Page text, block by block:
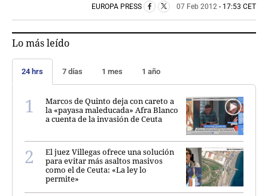
EUROPA PRESS 07 Feb 2012 - 17:53 CET
Lo más leído
24 hrs 7 días 1 mes 1 año
Marcos de Quinto deja con careto a
la «payasa maleducada» Afra Blanco
a cuenta de la invasión de Ceuta
El juez Villegas ofrece una solución
para evitar más asaltos masivos
como el de Ceuta: «La ley lo
permite»